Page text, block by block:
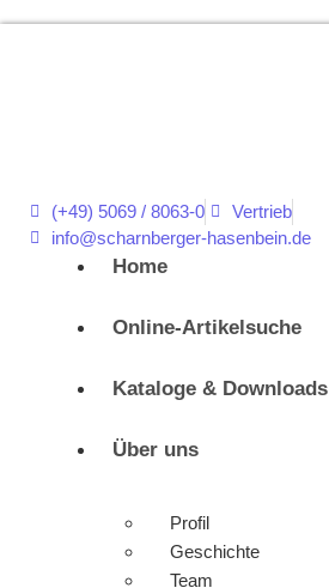
(+49) 5069 / 8063-0
Vertrieb
info@scharnberger-hasenbein.de
Home
Online-Artikelsuche
Kataloge & Downloads
Über uns
Profil
Geschichte
Team